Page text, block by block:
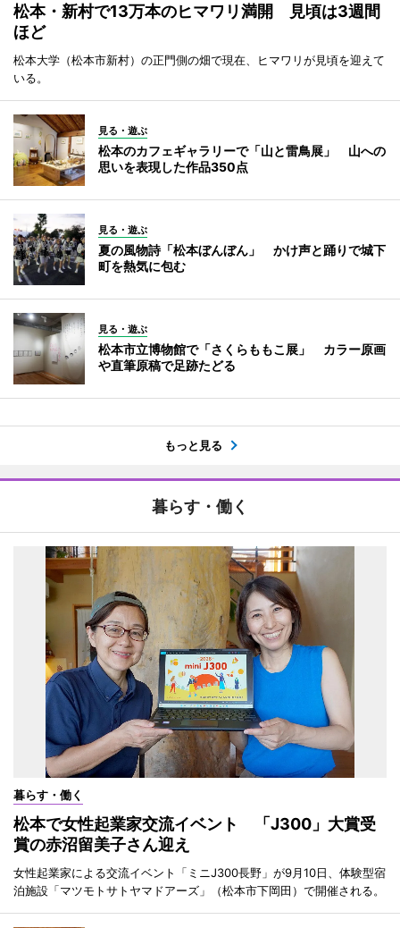
松本・新村で13万本のヒマワリ満開 見頃は3週間
ほど
松本大学（松本市新村）の正門側の畑で現在、ヒマワリが見頃を迎えて
いる。
見る・遊ぶ
松本のカフェギャラリーで「山と雷鳥展」 山への
思いを表現した作品350点
見る・遊ぶ
夏の風物詩「松本ぼんぼん」 かけ声と踊りで城下
町を熱気に包む
見る・遊ぶ
松本市立博物館で「さくらももこ展」 カラー原画
や直筆原稿で足跡たどる
もっと見る
暮らす・働く
暮らす・働く
松本で女性起業家交流イベント 「J300」大賞受
賞の赤沼留美子さん迎え
女性起業家による交流イベント「ミニJ300長野」が9月10日、体験型宿
泊施設「マツモトサトヤマドアーズ」（松本市下岡田）で開催される。